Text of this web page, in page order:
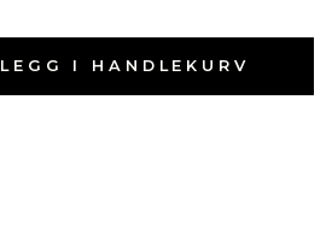
LEGG I HANDLEKURV